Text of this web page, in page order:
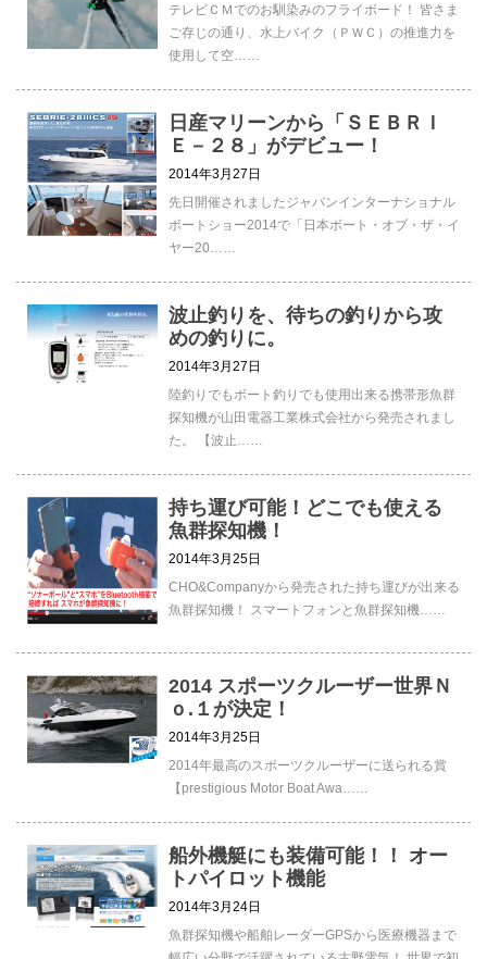
テレビＣＭでのお馴染みのフライボード！ 皆さま
ご存じの通り、水上バイク（ＰＷＣ）の推進力を
使用して空……
日産マリーンから「ＳＥＢＲＩ
Ｅ－２８」がデビュー！
2014年3月27日
先日開催されましたジャパンインターナショナル
ボートショー2014で「日本ボート・オブ・ザ・イ
ヤー20……
波止釣りを、待ちの釣りから攻
めの釣りに。
2014年3月27日
陸釣りでもボート釣りでも使用出来る携帯形魚群
探知機が山田電器工業株式会社から発売されまし
た。 【波止……
持ち運び可能！どこでも使える
魚群探知機！
2014年3月25日
CHO&Companyから発売された持ち運びが出来る
魚群探知機！ スマートフォンと魚群探知機……
2014 スポーツクルーザー世界Ｎ
ｏ.１が決定！
2014年3月25日
2014年最高のスポーツクルーザーに送られる賞
【prestigious Motor Boat Awa……
船外機艇にも装備可能！！ オー
トパイロット機能
2014年3月24日
魚群探知機や船舶レーダーGPSから医療機器まで